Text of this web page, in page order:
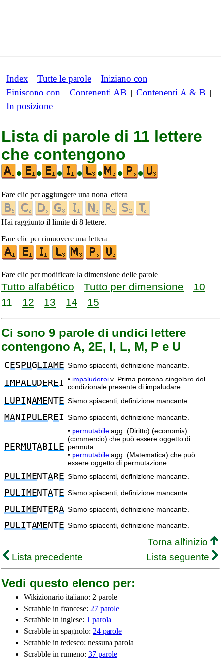
Index | Tutte le parole | Iniziano con |
Finiscono con | Contenenti AB | Contenenti A & B |
In posizione
Lista di parole di 11 lettere
che contengono
•
• • • • • •
Fare clic per aggiungere una nona lettera
Hai raggiunto il limite di 8 lettere.
Fare clic per rimuovere una lettera
Fare clic per modificare la dimensione delle parole
Tutto alfabético Tutto per dimensione
10
11
12 13 14 15
Ci sono 9 parole di undici lettere
contengono A, 2E, I, L, M, P e U
C ES PUG LIAME Siamo spiacenti, definizione mancante.
IMPALU D E REI • impaluderei v. Prima persona singolare del
condizionale presente di impaludare.
LUPI NAME NTE Siamo spiacenti, definizione mancante.
MAN IPULE REI Siamo spiacenti, definizione mancante.
PE RMUTABILE
• permutabile agg. (Diritto) (economia)
(commercio) che può essere oggetto di
permuta.
• permutabile agg. (Matematica) che può
essere oggetto di permutazione.
PULIME NTARE Siamo spiacenti, definizione mancante.
PULIME NTATE Siamo spiacenti, definizione mancante.
PULIME NTE RA Siamo spiacenti, definizione mancante.
PULITAME NTE Siamo spiacenti, definizione mancante.
Torna all'inizio
Lista precedente
Lista seguente
Vedi questo elenco per:
Wikizionario italiano: 2 parole
Scrabble in francese: 27 parole
Scrabble in inglese: 1 parola
Scrabble in spagnolo: 24 parole
Scrabble in tedesco: nessuna parola
Scrabble in rumeno: 37 parole